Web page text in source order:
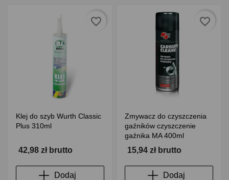
Klej do szyb Wurth Classic
Plus 310ml
42,98 zł brutto
Dodaj
favorite_border
Zmywacz do czyszczenia
gaźników czyszczenie
gaźnika MA 400ml
15,94 zł brutto
Dodaj
favorite_border